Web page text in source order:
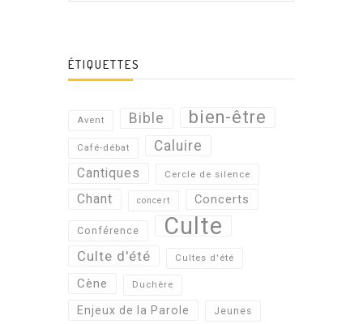
ÉTIQUETTES
Avent Bible bien-être
Café-débat Caluire
Cantiques Cercle de silence
Chant concert Concerts
Conférence Culte
Culte d'été Cultes d'été
Cène Duchère
Enjeux de la Parole Jeunes